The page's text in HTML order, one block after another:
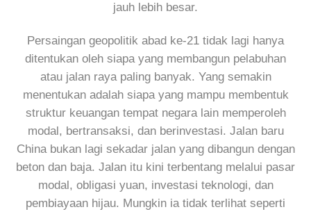
jauh lebih besar.
Persaingan geopolitik abad ke-21 tidak lagi hanya
ditentukan oleh siapa yang membangun pelabuhan
atau jalan raya paling banyak. Yang semakin
menentukan adalah siapa yang mampu membentuk
struktur keuangan tempat negara lain memperoleh
modal, bertransaksi, dan berinvestasi. Jalan baru
China bukan lagi sekadar jalan yang dibangun dengan
beton dan baja. Jalan itu kini terbentang melalui pasar
modal, obligasi yuan, investasi teknologi, dan
pembiayaan hijau. Mungkin ia tidak terlihat seperti